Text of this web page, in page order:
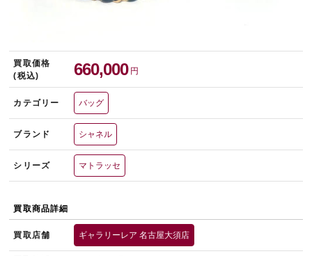
買取価格
(税込)
660,000 円
カテゴリー バッグ
ブランド シャネル
シリーズ マトラッセ
買取商品詳細
買取店舗 ギャラリーレア 名古屋大須店